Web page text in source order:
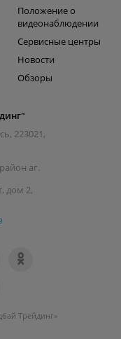
Положение о
видеонаблюдении
Сервисные центры
Новости
Обзоры
223021,
аг.
дом 2,
Трейдинг»